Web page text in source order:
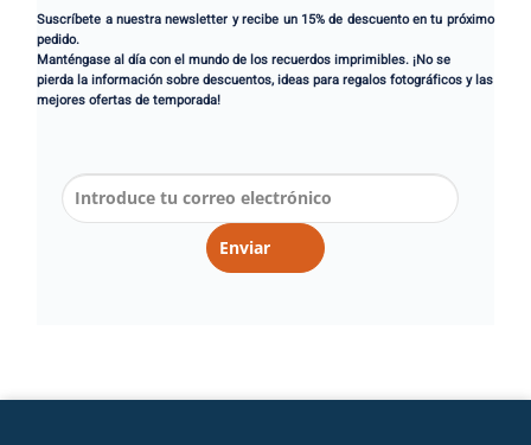
Suscríbete a nuestra newsletter y recibe un 15% de descuento en tu próximo
pedido.
Manténgase al día con el mundo de los recuerdos imprimibles. ¡No se
pierda la información sobre descuentos, ideas para regalos fotográficos y las
mejores ofertas de temporada!
Enviar